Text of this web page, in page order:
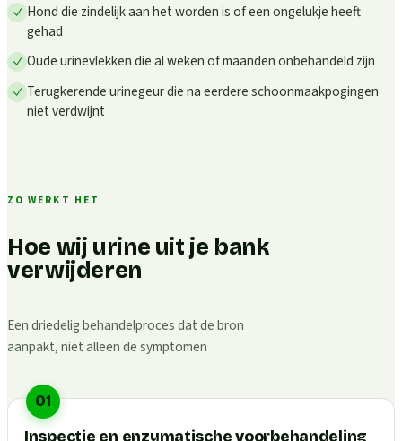
Hond die zindelijk aan het worden is of een ongelukje heeft
gehad
Oude urinevlekken die al weken of maanden onbehandeld zijn
Terugkerende urinegeur die na eerdere schoonmaakpogingen
niet verdwijnt
ZO WERKT HET
Hoe wij urine uit je bank
verwijderen
Een driedelig behandelproces dat de bron
aanpakt, niet alleen de symptomen
01
Inspectie en enzymatische voorbehandeling